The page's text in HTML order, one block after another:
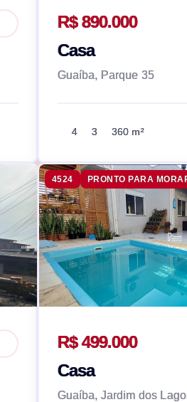
R$ 890.000
Casa
Guaíba, Parque 35
4 3 360 m²
4524 PRONTO PARA
R$ 499.000
Casa
Guaíba, Jardim dos